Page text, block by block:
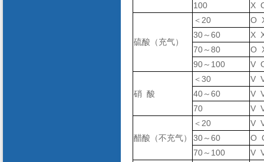
100
X
硫酸（充气）
＜20
O
30～60
X
70～80
O
90～100
V
硝 酸
＜30
V
40～60
V
70
V
醋酸（不充气）
＜20
V
30～60
O
70～100
V